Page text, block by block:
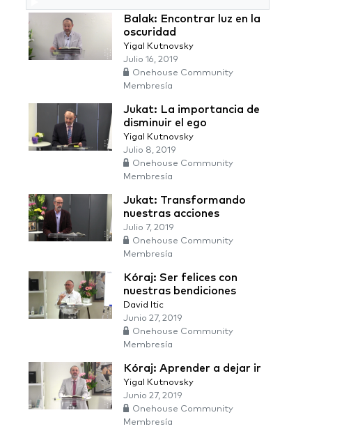
Balak: Encontrar luz en la
oscuridad
Yigal Kutnovsky
Julio 16, 2019
Onehouse Community
Membresía
Jukat: La importancia de
disminuir el ego
Yigal Kutnovsky
Julio 8, 2019
Onehouse Community
Membresía
Jukat: Transformando
nuestras acciones
Julio 7, 2019
Onehouse Community
Membresía
Kóraj: Ser felices con
nuestras bendiciones
David Itic
Junio 27, 2019
Onehouse Community
Membresía
Kóraj: Aprender a dejar ir
Yigal Kutnovsky
Junio 27, 2019
Onehouse Community
Membresía